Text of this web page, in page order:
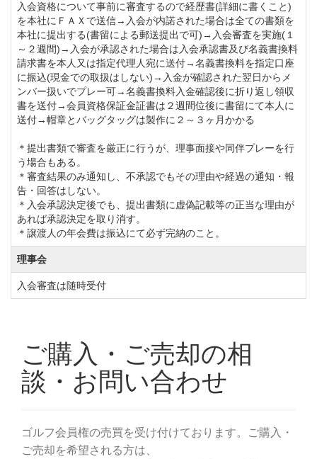
ゴールド会員 33,000円(税込) → 55,000円
(税込)
ゴールドⅡ会員 44,000円(税込) → 59,400円
(税込)
シルバー会員 16,500円(税込) → 27,500円
(税込)
(税込)
③年会費の減額制度について
【年齢による減額制度】
75歳～79歳：正会員は50％減額／平日会員は30％
減額
80歳以上 ：正会員は70％減額／平日会員は60％
減額
【夫婦入会による減額制度】
◆周辺ゴルフ場
「芝山ゴルフ倶楽部」「 京カントリークラブ
◆交通機関
入会資格について事前に審査するので経歴書(詳細に書くこと)
を本社にＦＡＸで送信→入会が内諾された場合は全ての書類を
本社に提出する(書留による郵送提出で可)→入会審査を実施(１
～２週間)→入会が承認された場合は入会承認書及び名義書換料
請求書を本人又は指定代理人宛に送付→名義書換料を指定口座
に振込(現金での取扱はしない)→入金が確認された翌日からメ
ンバー扱いでプレー可→名義書換料入金確認後に折り返し領収
書を送付→会員資格保証金証書は２週間位後に書留にて本人に
送付→帽章とバッグタッグは製作に２～３ヶ月かかる
＊提出書類で審査を厳正に行うが、理事面接や同伴プレーを行
う場合もある。
＊審査結果のみ通知し、不承認でもその理由や経過の通知・報
告・回答はしない。
＊入会承認決定後でも、提出書類に虚偽記載等の正当な理由が
あれば承認決定を取り消す。
＊譲渡人の年会費は振込にて必ず完納のこと。
理事会
入会審査は随時受付